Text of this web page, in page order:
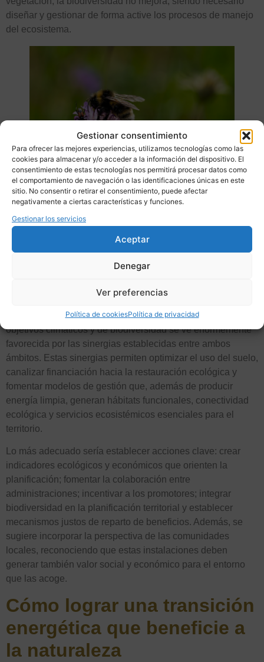
Gestionar consentimiento
Para ofrecer las mejores experiencias, utilizamos tecnologías como las
cookies para almacenar y/o acceder a la información del dispositivo. El
consentimiento de estas tecnologías nos permitirá procesar datos como
el comportamiento de navegación o las identificaciones únicas en este
sitio. No consentir o retirar el consentimiento, puede afectar
negativamente a ciertas características y funciones.
Gestionar los servicios
Aceptar
Denegar
Ver preferencias
Política de cookiesPolítica de privacidad
diseñar y gestionar de forma active los procesos de manejo
del ecosistema.
Las políticas públicas
como palanca de la energía
verde
Los beneficios potenciales de las estrategias para favorecer
la conservación de la biodiversidad son evidentes, pero si
agroambientales, la capacidad de integración de los
objetivos climáticos y de biodiversidad se ve enormemente
favorecida por las sinergias establecidas entre ambos
ámbitos. Estas sinergias permiten optimizar el uso del suelo,
canalizar financiación hacia la restauración ecológica y
fomentar modelos de gestión que, además de producir
energía limpia, generan hábitats funcionales, conectividad
ecológica y servicios ecosistémicos esenciales para el
territorio.
Lo más adecuado sería establecer acciones clave: crear
indicadores ecológicos y económicos que orienten la
planificación; fomentar la colaboración entre
administraciones; incentivar a los promotores; integrar
biodiversidad en la planificación territorial y establecer
mecanismos justos de reparto de beneficios. Además, se
sugiere incorporar la perspectiva de las comunidades
locales, reconociendo que estas instalaciones deben
generar también valor social y económico para el entorno
que las acoge.
Cómo lograr una transición
energética que beneficie a
la naturaleza